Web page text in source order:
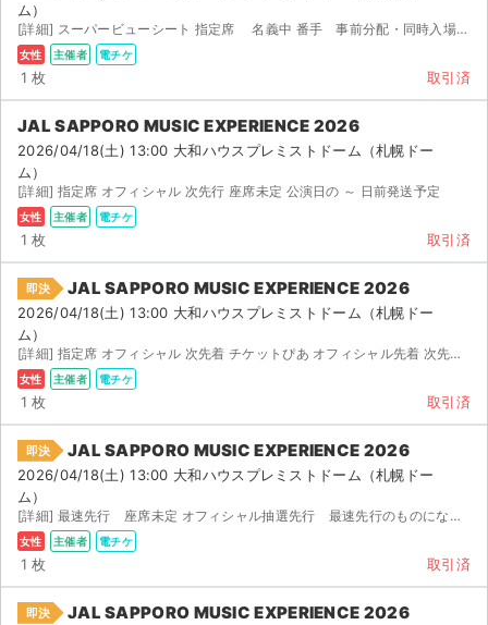
ム）
[詳細] スーパービューシート 指定席 名義中 番手 事前分配・同時入場対応可 チケットぴあ オフィ...
女性 主催者 電チケ
1 枚 取引済
JAL SAPPORO MUSIC EXPERIENCE 2026
2026/04/18(土) 13:00 大和ハウスプレミストドーム（札幌ドー
ム）
[詳細] 指定席 オフィシャル 次先行 座席未定 公演日の ～ 日前発送予定
女性 主催者 電チケ
1 枚 取引済
即決 JAL SAPPORO MUSIC EXPERIENCE 2026
2026/04/18(土) 13:00 大和ハウスプレミストドーム（札幌ドー
ム）
[詳細] 指定席 オフィシャル 次先着 チケットぴあ オフィシャル先着 次先行 ※お座席は、指定席となり...
女性 主催者 電チケ
1 枚 取引済
即決 JAL SAPPORO MUSIC EXPERIENCE 2026
2026/04/18(土) 13:00 大和ハウスプレミストドーム（札幌ドー
ム）
[詳細] 最速先行 座席未定 オフィシャル抽選先行 最速先行のものになります。 座席表示前にお譲り可能 ...
女性 主催者 電チケ
1 枚 取引済
即決 JAL SAPPORO MUSIC EXPERIENCE 2026